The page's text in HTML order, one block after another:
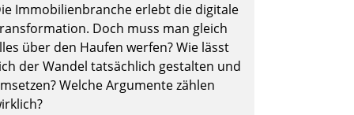
Immobilienbranche erlebt die digitale
Doch muss man gleich
über den Haufen werfen? Wie lässt
der Wandel tatsächlich gestalten und
Welche Argumente zählen